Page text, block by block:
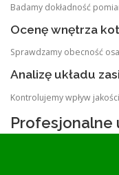
Badamy dokładność
Ocenę wnętrza
Sprawdzamy obecność
Analizę układu
Kontrolujemy wpływ
Profesjonalne
Jedną z najczęściej